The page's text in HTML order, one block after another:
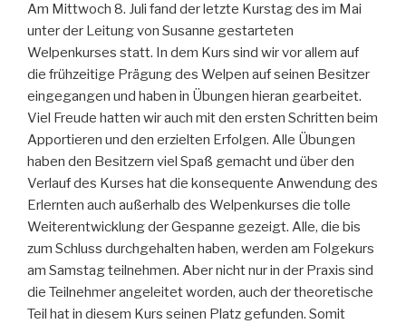
Am Mittwoch 8. Juli fand der letzte Kurstag des im Mai
unter der Leitung von Susanne gestarteten
Welpenkurses statt. In dem Kurs sind wir vor allem auf
die frühzeitige Prägung des Welpen auf seinen Besitzer
eingegangen und haben in Übungen hieran gearbeitet.
Viel Freude hatten wir auch mit den ersten Schritten beim
Apportieren und den erzielten Erfolgen. Alle Übungen
haben den Besitzern viel Spaß gemacht und über den
Verlauf des Kurses hat die konsequente Anwendung des
Erlernten auch außerhalb des Welpenkurses die tolle
Weiterentwicklung der Gespanne gezeigt. Alle, die bis
zum Schluss durchgehalten haben, werden am Folgekurs
am Samstag teilnehmen. Aber nicht nur in der Praxis sind
die Teilnehmer angeleitet worden, auch der theoretische
Teil hat in diesem Kurs seinen Platz gefunden. Somit